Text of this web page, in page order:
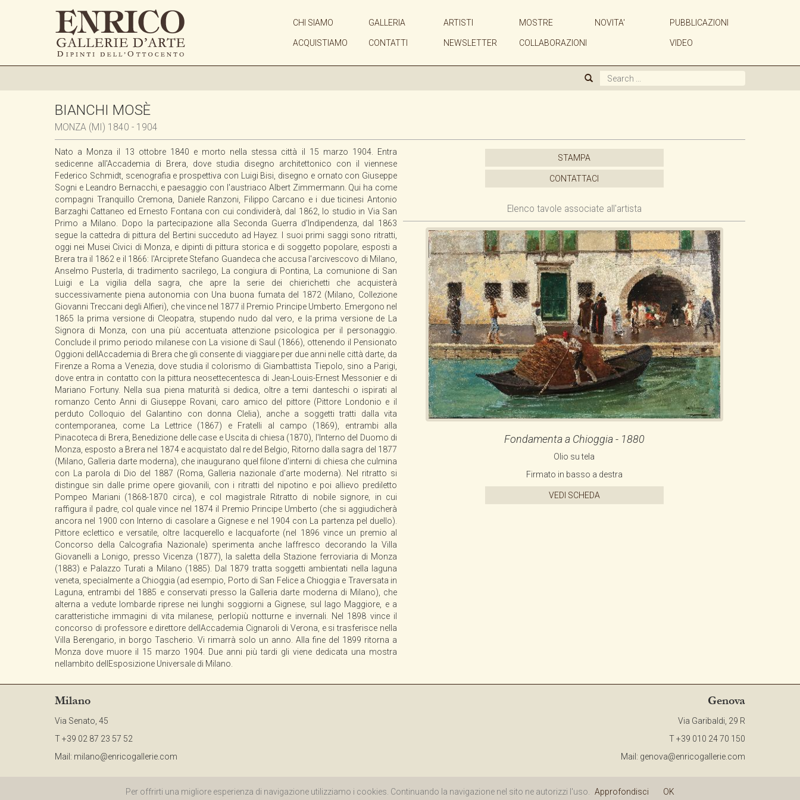
CHI SIAMO GALLERIA ARTISTI MOSTRE NOVITA' PUBBLICAZIONI
ACQUISTIAMO CONTATTI NEWSLETTER COLLABORAZIONI VIDEO
BIANCHI MOSÈ
MONZA (MI) 1840 - 1904
Nato a Monza il 13 ottobre 1840 e morto nella stessa città il 15 marzo 1904. Entra
sedicenne all'Accademia di Brera, dove studia disegno architettonico con il viennese
Federico Schmidt, scenografia e prospettiva con Luigi Bisi, disegno e ornato con Giuseppe
Sogni e Leandro Bernacchi, e paesaggio con l'austriaco Albert Zimmermann. Qui ha come
compagni Tranquillo Cremona, Daniele Ranzoni, Filippo Carcano e i due ticinesi Antonio
Barzaghi Cattaneo ed Ernesto Fontana con cui condividerà, dal 1862, lo studio in Via San
Primo a Milano. Dopo la partecipazione alla Seconda Guerra d'Indipendenza, dal 1863
segue la cattedra di pittura del Bertini succeduto ad Hayez. I suoi primi saggi sono ritratti,
oggi nei Musei Civici di Monza, e dipinti di pittura storica e di soggetto popolare, esposti a
Brera tra il 1862 e il 1866: l'Arciprete Stefano Guandeca che accusa l'arcivescovo di Milano,
Anselmo Pusterla, di tradimento sacrilego, La congiura di Pontina, La comunione di San
Luigi e La vigilia della sagra, che apre la serie dei chierichetti che acquisterà
successivamente piena autonomia con Una buona fumata del 1872 (Milano, Collezione
Giovanni Treccani degli Alfieri), che vince nel 1877 il Premio Principe Umberto. Emergono nel
1865 la prima versione di Cleopatra, stupendo nudo dal vero, e la prima versione de La
Signora di Monza, con una più accentuata attenzione psicologica per il personaggio.
Conclude il primo periodo milanese con La visione di Saul (1866), ottenendo il Pensionato
Oggioni dellAccademia di Brera che gli consente di viaggiare per due anni nelle città darte, da
Firenze a Roma a Venezia, dove studia il colorismo di Giambattista Tiepolo, sino a Parigi,
dove entra in contatto con la pittura neosettecentesca di Jean-Louis-Ernest Messonier e di
Mariano Fortuny. Nella sua piena maturità si dedica, oltre a temi danteschi o ispirati al
romanzo Cento Anni di Giuseppe Rovani, caro amico del pittore (Pittore Londonio e il
perduto Colloquio del Galantino con donna Clelia), anche a soggetti tratti dalla vita
contemporanea, come La Lettrice (1867) e Fratelli al campo (1869), entrambi alla
Pinacoteca di Brera, Benedizione delle case e Uscita di chiesa (1870), l'Interno del Duomo di
Monza, esposto a Brera nel 1874 e acquistato dal re del Belgio, Ritorno dalla sagra del 1877
(Milano, Galleria darte moderna), che inaugurano quel filone d'interni di chiesa che culmina
con La parola di Dio del 1887 (Roma, Galleria nazionale d'arte moderna). Nel ritratto si
distingue sin dalle prime opere giovanili, con i ritratti del nipotino e poi allievo prediletto
Pompeo Mariani (1868-1870 circa), e col magistrale Ritratto di nobile signore, in cui
raffigura il padre, col quale vince nel 1874 il Premio Principe Umberto (che si aggiudicherà
ancora nel 1900 con Interno di casolare a Gignese e nel 1904 con La partenza pel duello).
Pittore eclettico e versatile, oltre lacquerello e lacquaforte (nel 1896 vince un premio al
Concorso della Calcografia Nazionale) sperimenta anche laffresco decorando la Villa
Giovanelli a Lonigo, presso Vicenza (1877), la saletta della Stazione ferroviaria di Monza
(1883) e Palazzo Turati a Milano (1885). Dal 1879 tratta soggetti ambientati nella laguna
veneta, specialmente a Chioggia (ad esempio, Porto di San Felice a Chioggia e Traversata in
Laguna, entrambi del 1885 e conservati presso la Galleria darte moderna di Milano), che
alterna a vedute lombarde riprese nei lunghi soggiorni a Gignese, sul lago Maggiore, e a
caratteristiche immagini di vita milanese, perlopiù notturne e invernali. Nel 1898 vince il
concorso di professore e direttore dellAccademia Cignaroli di Verona, e si trasferisce nella
Villa Berengario, in borgo Tascherio. Vi rimarrà solo un anno. Alla fine del 1899 ritorna a
Monza dove muore il 15 marzo 1904. Due anni più tardi gli viene dedicata una mostra
nellambito dellEsposizione Universale di Milano.
STAMPA
CONTATTACI
Elenco tavole associate all'artista
Fondamenta a Chioggia - 1880
Olio su tela
Firmato in basso a destra
VEDI SCHEDA
Milano
Via Senato, 45
T +39 02 87 23 57 52
Mail: milano@enricogallerie.com
Genova
Via Garibaldi, 29 R
T +39 010 24 70 150
Mail: genova@enricogallerie.com
©2015 ENRICO Gallerie d'Arte - All Right Reserved - P.IVA 00985970094 | Privacy Policy Cookie Policy Site Map
CHI SIAMO
GALLERIA
MOSTRE
ACQUISTIAMO
CONTATTI
NEWSLETTER
COLLABORAZIONI
VIDEO
Per offrirti una migliore esperienza di navigazione utilizziamo i cookies. Continuando la navigazione nel sito ne autorizzi l'uso. Approfondisci OK